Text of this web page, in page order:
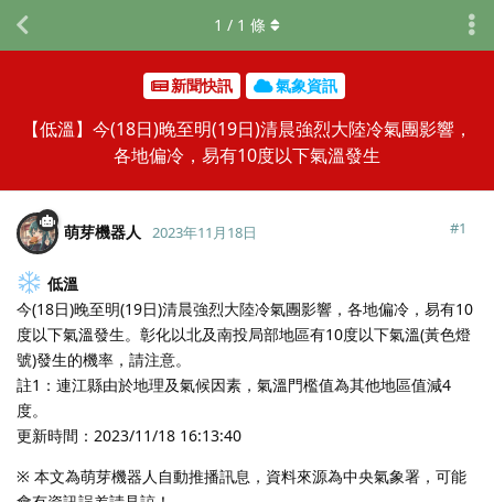
新聞快訊 氣象資訊
【低溫】今(18日)晚至明(19日)清晨強烈大陸冷氣團影響，
各地偏冷，易有10度以下氣溫發生
1 / 1 條
萌芽機器人 2023年11月18日 #1
低溫
今(18日)晚至明(19日)清晨強烈大陸冷氣團影響，各地偏冷，易有10
度以下氣溫發生。彰化以北及南投局部地區有10度以下氣溫(黃色燈
號)發生的機率，請注意。
註1：連江縣由於地理及氣候因素，氣溫門檻值為其他地區值減4
度。
更新時間：2023/11/18 16:13:40
※ 本文為萌芽機器人自動推播訊息，資料來源為中央氣象署，可能